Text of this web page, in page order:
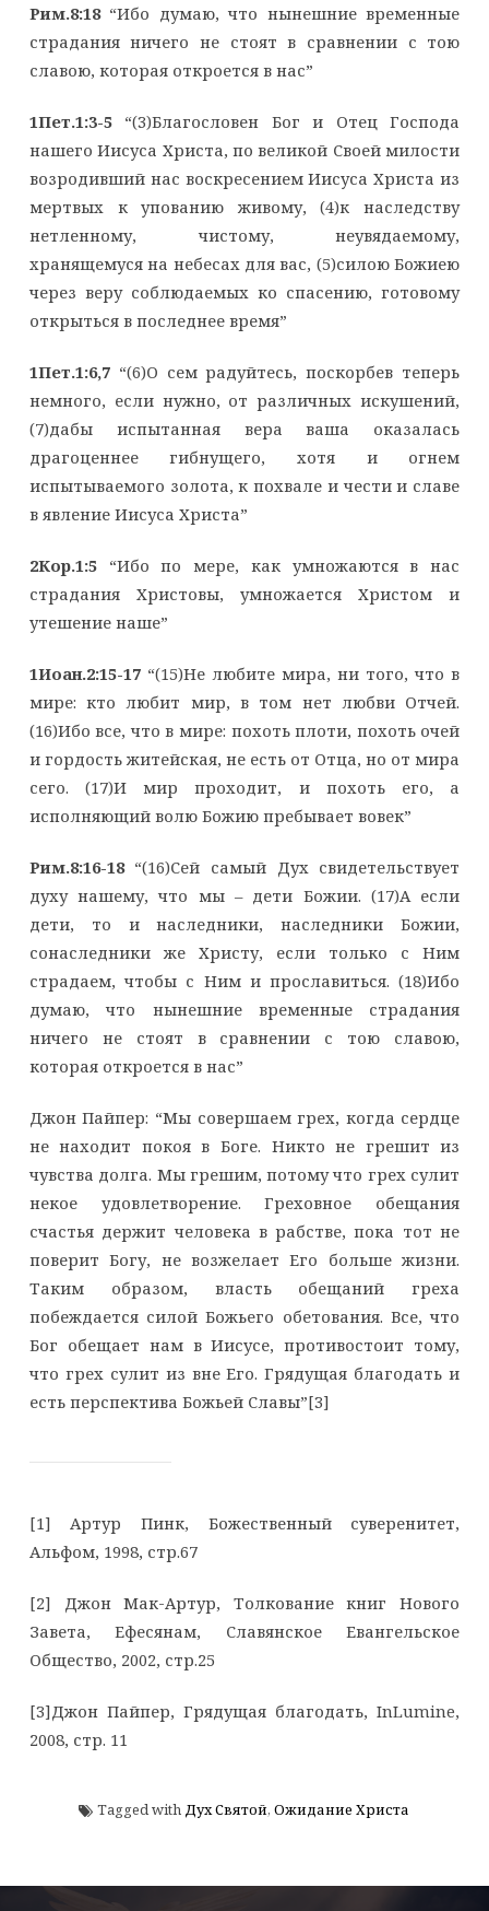
Рим.8:18“Ибо думаю, что нынешние временные
страдания ничего не стоят в сравнении с тою
славою, которая откроется в нас”
1Пет.1:3-5“(3)Благословен Бог и Отец Господа
нашего Иисуса Христа, по великой Своей милости
возродивший нас воскресением Иисуса Христа из
мертвых к упованию живому, (4)к наследству
нетленному, чистому, неувядаемому,
хранящемуся на небесах для вас, (5)силою Божиею
через веру соблюдаемых ко спасению, готовому
открыться в последнее время”
1Пет.1:6,7“(6)О сем радуйтесь, поскорбев теперь
немного, если нужно, от различных искушений,
(7)дабы испытанная вера ваша оказалась
драгоценнее гибнущего, хотя и огнем
испытываемого золота, к похвале и чести и славе
в явление Иисуса Христа”
2Кор.1:5“Ибо по мере, как умножаются в нас
страдания Христовы, умножается Христом и
утешение наше”
1Иоан.2:15-17“(15)Не любите мира, ни того, что в
мире: кто любит мир, в том нет любви Отчей.
(16)Ибо все, что в мире: похоть плоти, похоть очей
и гордость житейская, не есть от Отца, но от мира
сего. (17)И мир проходит, и похоть его, а
исполняющий волю Божию пребывает вовек”
Рим.8:16-18“(16)Сей самый Дух свидетельствует
духу нашему, что мы – дети Божии. (17)А если
дети, то и наследники, наследники Божии,
сонаследники же Христу, если только с Ним
страдаем, чтобы с Ним и прославиться. (18)Ибо
думаю, что нынешние временные страдания
ничего не стоят в сравнении с тою славою,
которая откроется в нас”
Джон Пайпер: “Мы совершаем грех, когда сердце
не находит покоя в Боге. Никто не грешит из
чувства долга. Мы грешим, потому что грех сулит
некое удовлетворение. Греховное обещания
счастья держит человека в рабстве, пока тот не
поверит Богу, не возжелает Его больше жизни.
Таким образом, власть обещаний греха
побеждается силой Божьего обетования. Все, что
Бог обещает нам в Иисусе, противостоит тому,
что грех сулит из вне Его. Грядущая благодать и
есть перспектива Божьей Славы”[3]
[1] Артур Пинк, Божественный суверенитет,
Альфом, 1998, стр.67
[2] Джон Мак-Артур, Толкование книг Нового
Завета, Ефесянам, Славянское Евангельское
Общество, 2002, стр.25
[3]Джон Пайпер, Грядущая благодать, InLumine,
2008, стр. 11
Tagged with Дух Святой, Ожидание Христа